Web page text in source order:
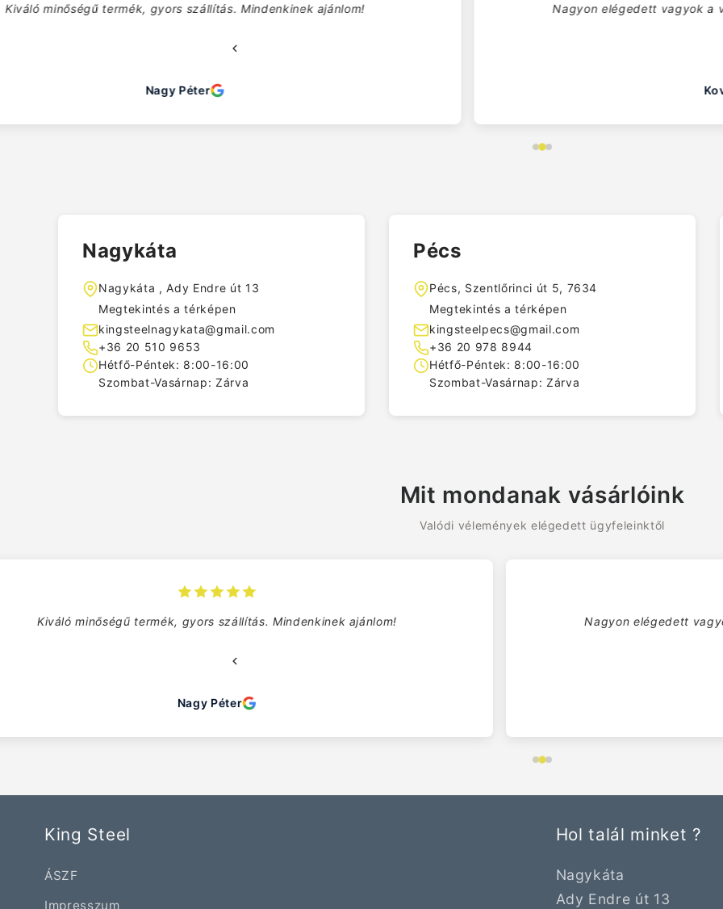
Mindenkinek ajánlom! Nagyon elégedett vagyok a vásárlással. Professzionális
Nagykáta
Nagykáta , Ady Endre út 13
Megtekintés a térképen
kingsteelnagykata@gmail.com
+36 20 510 9653
Hétfő-Péntek: 8:00-16:00
Szombat-Vasárnap: Zárva
Pécs
Pécs, Szentlőrinci út 5, 7634
Megtekintés a térképen
kingsteelpecs@gmail.com
+36 20 978 8944
Hétfő-Péntek: 8:00-16:00
Szombat-Vasárnap: Zárva
Mit mondanak vásárlóink
Valódi vélemények elégedett ügyfeleinktől
Mindenkinek ajánlom! Nagyon elégedett vagyok a vásárlással. Professzionális
King Steel
ÁSZF
Impresszum
Hol talál minket ?
Nagykáta
Ady Endre út 13